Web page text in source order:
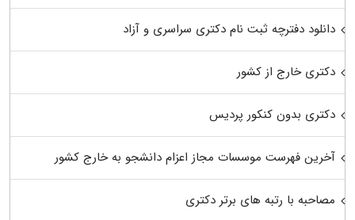
دانلود دفترچه ثبت نام دکتری سراسری و آزاد
دکتری خارج از کشور
دکتری بدون کنکور پردیس
آخرین فهرست موسسات مجاز اعزام دانشجو به خارج کشور
مصاحبه با رتبه های برتر دکتری